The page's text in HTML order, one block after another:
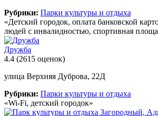
Рубрики: Парки культуры и отдыха
«Детский городок, оплата банковской
людей с инвалидностью, спортивная
Дружба
4.4 (2615 оценок)
улица Верхняя Дуброва, 22Д
Рубрики: Парки культуры и отдыха
«Wi-Fi, детский городок»